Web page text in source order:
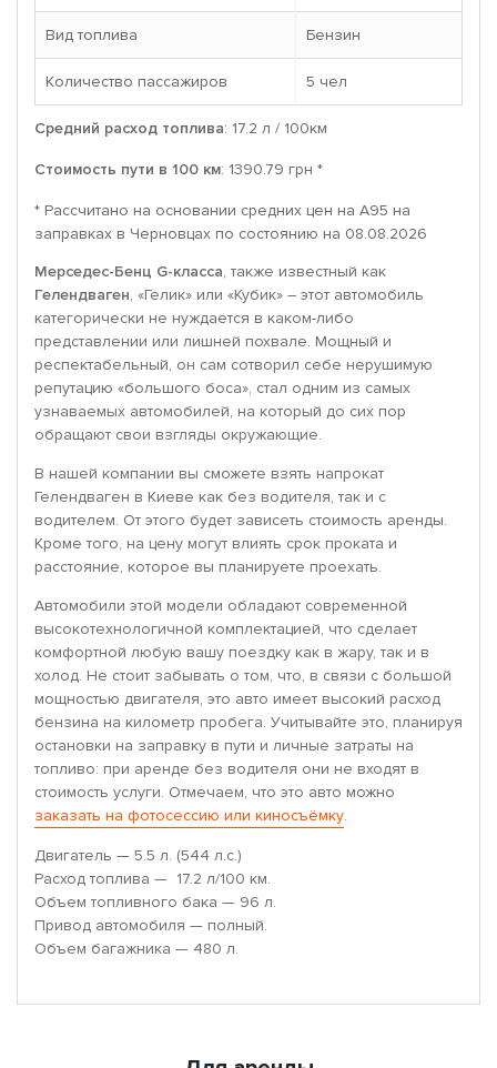
Вид топлива Бензин
Количество пассажиров 5 чел
Средний расход топлива: 17.2 л / 100км
Стоимость пути в 100 км: 1390.79 грн *
* Рассчитано на основании средних цен на A95 на
заправках в Черновцах по состоянию на 08.08.2026
Мерседес-Бенц G-класса, также известный как
Гелендваген, «Гелик» или «Кубик» – этот автомобиль
категорически не нуждается в каком-либо
представлении или лишней похвале. Мощный и
респектабельный, он сам сотворил себе нерушимую
репутацию «большого боса», стал одним из самых
узнаваемых автомобилей, на который до сих пор
обращают свои взгляды окружающие.
В нашей компании вы сможете взять напрокат
Гелендваген в Киеве как без водителя, так и с
водителем. От этого будет зависеть стоимость аренды.
Кроме того, на цену могут влиять срок проката и
расстояние, которое вы планируете проехать.
Автомобили этой модели обладают современной
высокотехнологичной комплектацией, что сделает
комфортной любую вашу поездку как в жару, так и в
холод. Не стоит забывать о том, что, в связи с большой
мощностью двигателя, это авто имеет высокий расход
бензина на километр пробега. Учитывайте это, планируя
остановки на заправку в пути и личные затраты на
топливо: при аренде без водителя они не входят в
стоимость услуги. Отмечаем, что это авто можно
заказать на фотосессию или киносъёмку.
Двигатель — 5.5 л. (544 л.с.)
Расход топлива — 17.2 л/100 км.
Объем топливного бака — 96 л.
Привод автомобиля — полный.
Объем багажника — 480 л.